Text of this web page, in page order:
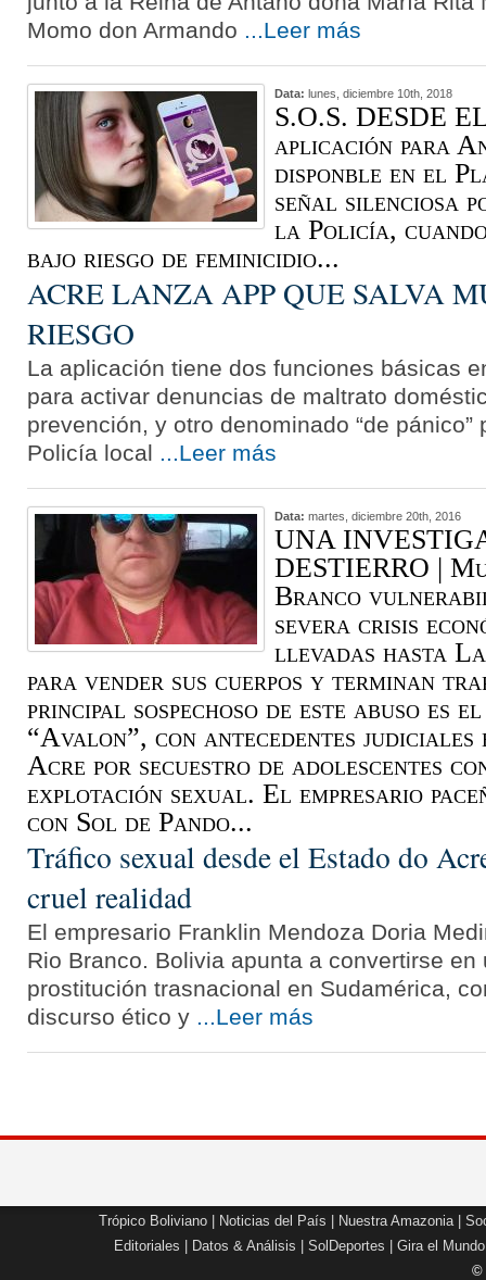
Momo don Armando ...Leer más
Data: lunes, diciembre 10th, 2018
S.O.S. DESDE
aplicación para
disponble en el
señal silenciosa
la Policía,
bajo riesgo de feminicidio...
ACRE LANZA APP QUE SALVA
RIESGO
La aplicación tiene dos funciones básicas
para activar denuncias de maltrato
prevención, y otro denominado “de pánico”
Policía local ...Leer más
Data: martes, diciembre 20th, 2016
UNA
DESTIERRO |
Branco
severa crisis
llevadas hasta
para vender sus cuerpos y terminan
principal sospechoso de este abuso es
“Avalon”, con antecedentes judiciales
Acre por secuestro de adolescentes
explotación sexual. El empresario
con Sol de Pando...
Tráfico sexual desde el Estado do
cruel realidad
El empresario Franklin Mendoza Doria
Rio Branco. Bolivia apunta a convertirse en
prostitución trasnacional en Sudamérica,
discurso ético y ...Leer más
Trópico Boliviano Noticias del País Nuestra Amazonia|
Editoriales
Datos & Análisis SolDeportes Gira el Mundo
©